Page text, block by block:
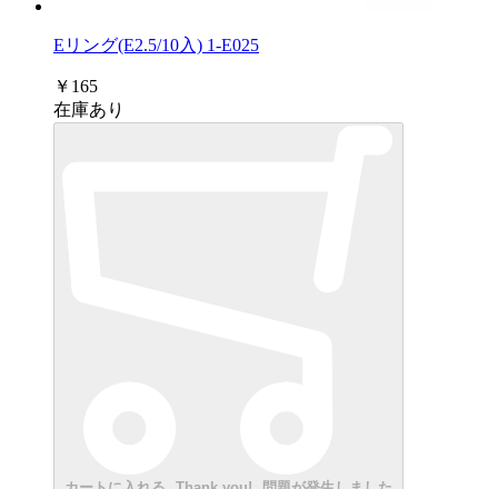
Eリング(E2.5/10入) 1-E025
￥165
在庫あり